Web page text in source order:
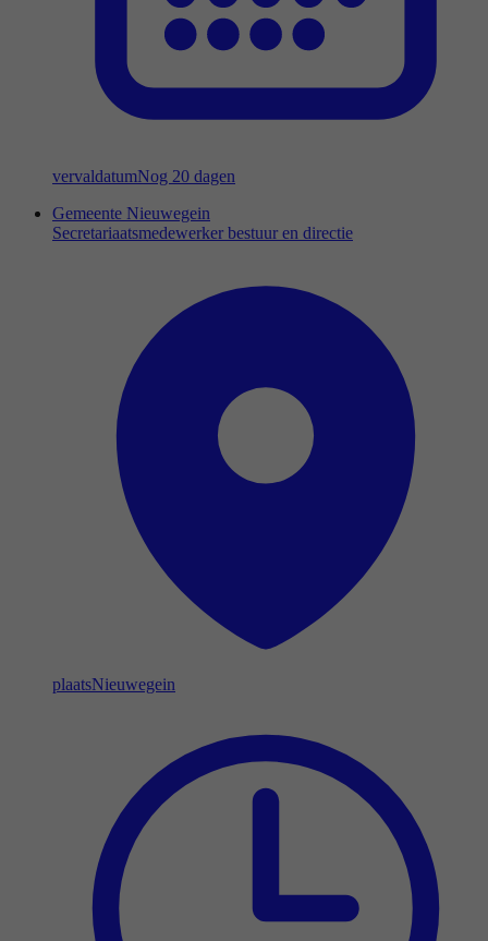
vervaldatumNog 20 dagen
Gemeente Nieuwegein
Secretariaatsmedewerker bestuur en directie
plaatsNieuwegein